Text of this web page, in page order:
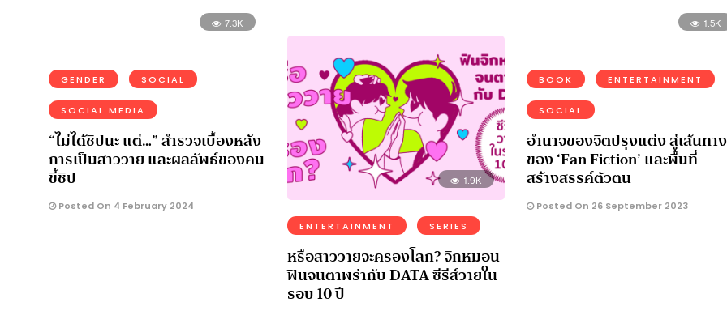
7.3K
GENDER SOCIAL
SOCIAL MEDIA
“ไม่ได้ชิปนะ แต่…” สำรวจเบื้องหลัง
การเป็นสาววาย และผลลัพธ์ของคน
ขี้ชิป
Posted On 4 February 2024
1.9K
ENTERTAINMENT SERIES
หรือสาววายจะครองโลก? จิกหมอน
ฟินจนตาพร่ากับ DATA ซีรีส์วายใน
รอบ 10 ปี
1.5K
BOOK ENTERTAINMENT
SOCIAL
อำนาจของจิตปรุงแต่ง สู่เส้นทาง
ของ ‘Fan Fiction’ และพื้นที่
สร้างสรรค์ตัวตน
Posted On 26 September 2023